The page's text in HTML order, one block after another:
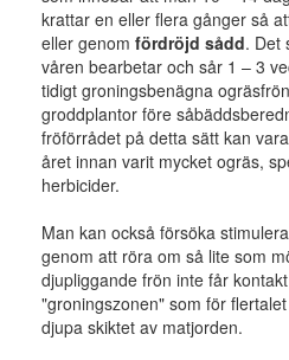
krattar en eller flera gånger så
eller genom fördröjd sådd. Det
våren bearbetar och sår 1 – 3
tidigt groningsbenägna
groddplantor före
fröförrådet på detta sätt kan
året innan varit mycket ogräs,
herbicider.
Man kan också försöka
genom att röra om så lite som
djupliggande frön inte får
"groningszonen" som för
djupa skiktet av matjorden.